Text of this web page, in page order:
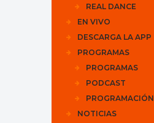
REAL DANCE
EN VIVO
DESCARGA LA APP
PROGRAMAS
PROGRAMAS
PODCAST
PROGRAMACIÓN
NOTICIAS